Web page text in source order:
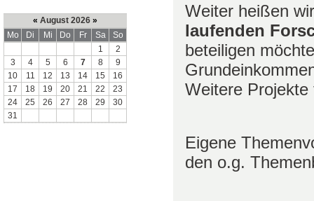
« August 2026 »
Mo
Di Mi Do Fr Sa
So
1
2
3
4 5 6 7 8
9
10
11 12 13 14 15
16
17
18 19 20 21 22
23
24
25 26 27 28 29
30
31
Weiter heißen
laufenden
beteiligen
Weitere
Eigene
den o.g.